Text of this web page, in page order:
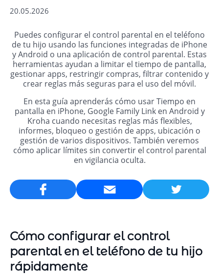
20.05.2026
Puedes configurar el control parental en el teléfono
de tu hijo usando las funciones integradas de iPhone
y Android o una aplicación de control parental. Estas
herramientas ayudan a limitar el tiempo de pantalla,
gestionar apps, restringir compras, filtrar contenido y
crear reglas más seguras para el uso del móvil.
En esta guía aprenderás cómo usar Tiempo en
pantalla en iPhone, Google Family Link en Android y
Kroha cuando necesitas reglas más flexibles,
informes, bloqueo o gestión de apps, ubicación o
gestión de varios dispositivos. También veremos
cómo aplicar límites sin convertir el control parental
en vigilancia oculta.
Email
Cómo configurar el control
parental en el teléfono de tu hijo
rápidamente